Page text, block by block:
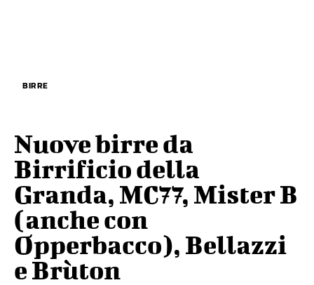
BIRRE
Nuove birre da
Birrificio della
Granda, MC77, Mister B
(anche con
Opperbacco), Bellazzi
e Brùton